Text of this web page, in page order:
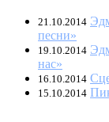
21.10.2014
песни»
19.10.2014
нас»
16.10.2014
15.10.2014